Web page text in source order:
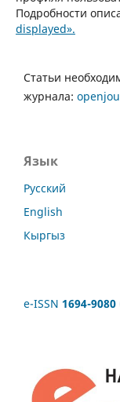
Подробности
displayed».
Статьи
журнала:
Язык
Русский
English
Кыргыз
e-ISSN 1694-9080